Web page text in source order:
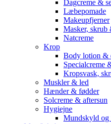
Dagcreme &
Læbepomade
Makeupfjerner
Masker, skrub
Natcreme
Krop
Body lotion &
Specialcreme
Kropsvask,
Muskler & led
Hænder & fødder
Solcreme & aftersun
Hygiejne
Mundskyld og